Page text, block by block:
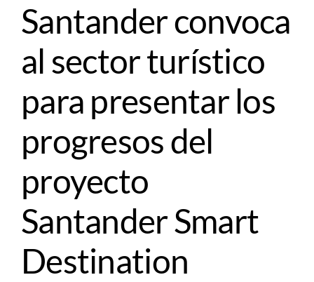
Santander convoca
al sector turístico
para presentar los
progresos del
proyecto
Santander Smart
Destination